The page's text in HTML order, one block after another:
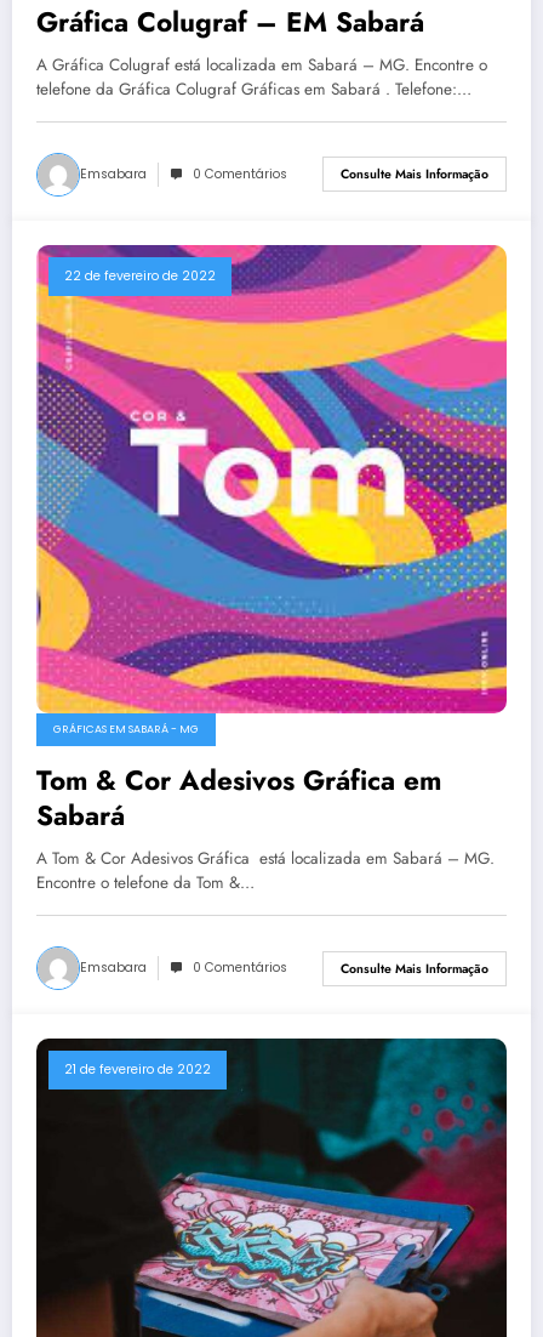
Gráfica Colugraf – EM Sabará
A Gráfica Colugraf está localizada em Sabará – MG. Encontre o
telefone da Gráfica Colugraf Gráficas em Sabará . Telefone:…
Emsabara 0 Comentários Consulte Mais Informação
22 de fevereiro de 2022
GRÁFICAS EM SABARÁ - MG
Tom & Cor Adesivos Gráfica em
Sabará
A Tom & Cor Adesivos Gráfica está localizada em Sabará – MG.
Encontre o telefone da Tom &…
Emsabara 0 Comentários Consulte Mais Informação
21 de fevereiro de 2022